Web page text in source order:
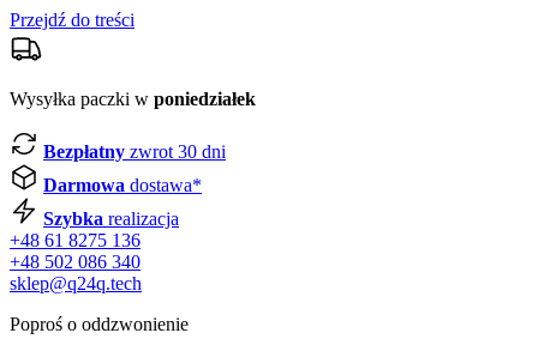
Przejdź do treści
Wysyłka paczki w poniedziałek
Bezpłatny zwrot 30 dni
Darmowa dostawa*
Szybka realizacja
+48 61 8275 136
+48 502 086 340
sklep@q24q.tech
Poproś o oddzwonienie